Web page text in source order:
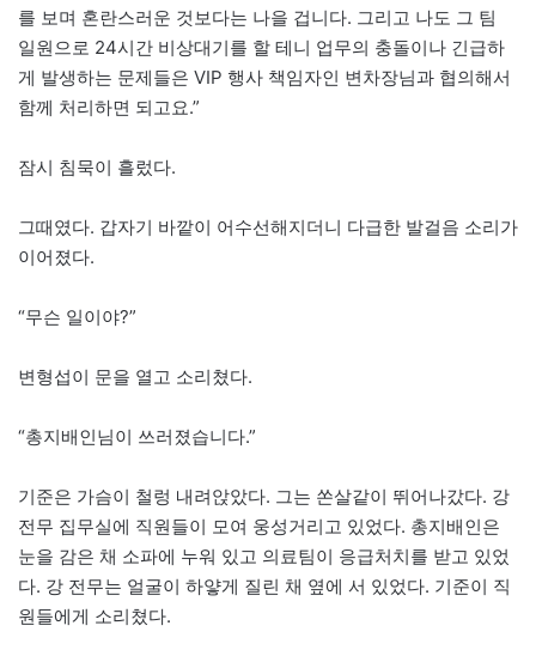
를 보며 혼란스러운 것보다는 나을 겁니다. 그리고 나도 그 팀
일원으로 24시간 비상대기를 할 테니 업무의 충돌이나 긴급하
게 발생하는 문제들은 VIP 행사 책임자인 변차장님과 협의해서
함께 처리하면 되고요.”
잠시 침묵이 흘렀다.
그때였다. 갑자기 바깥이 어수선해지더니 다급한 발걸음 소리가
이어졌다.
“무슨 일이야?”
변형섭이 문을 열고 소리쳤다.
“총지배인님이 쓰러졌습니다.”
기준은 가슴이 철렁 내려앉았다. 그는 쏜살같이 뛰어나갔다. 강
전무 집무실에 직원들이 모여 웅성거리고 있었다. 총지배인은
눈을 감은 채 소파에 누워 있고 의료팀이 응급처치를 받고 있었
다. 강 전무는 얼굴이 하얗게 질린 채 옆에 서 있었다. 기준이 직
원들에게 소리쳤다.